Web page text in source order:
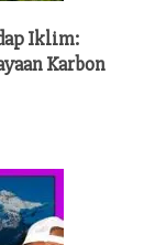
Iklim:
Karbon